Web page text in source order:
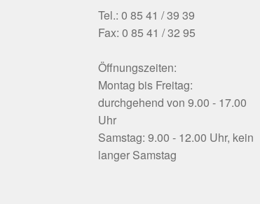
Tel.: 0 85 41 / 39 39
Fax: 0 85 41 / 32 95
Öffnungszeiten:
Montag bis Freitag:
durchgehend von 9.00 - 17.00
Uhr
Samstag: 9.00 - 12.00 Uhr, kein
langer Samstag